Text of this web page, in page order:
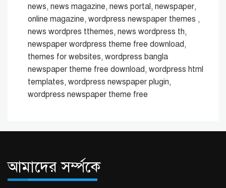
news, news magazine, news portal, newspaper,
online magazine, wordpress newspaper themes ,
news wordpres tthemes, news wordpress th,
newspaper wordpress theme free download,
themes for websites, wordpress bangla
newspaper theme free download, wordpress html
templates, wordpress newspaper plugin,
wordpress newspaper theme free
আমাদের সর্ম্পকে